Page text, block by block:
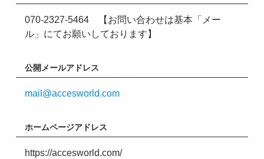
070-2327-5464 【お問い合わせは基本「メー
ル」にてお願いしております】
公開メールアドレス
mail@accesworld.com
ホームページアドレス
https://accesworld.com/